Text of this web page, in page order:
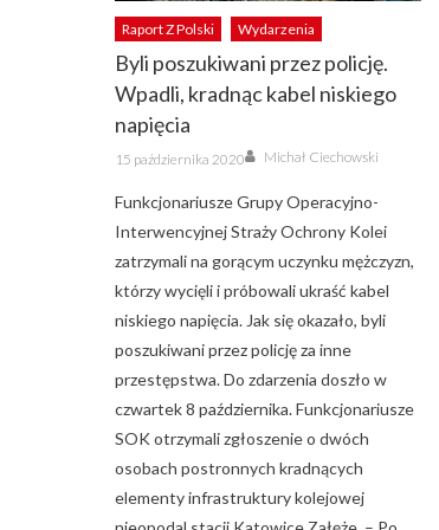
Raport Z Polski Wydarzenia
Byli poszukiwani przez policję.
Wpadli, kradnąc kabel niskiego
napięcia
Posted
on
15 października 2020 Author
Michał Ciechowski
Funkcjonariusze Grupy Operacyjno-
Interwencyjnej Straży Ochrony Kolei
zatrzymali na gorącym uczynku mężczyzn,
którzy wycięli i próbowali ukraść kabel
niskiego napięcia. Jak się okazało, byli
poszukiwani przez policję za inne
przestępstwa. Do zdarzenia doszło w
czwartek 8 października. Funkcjonariusze
SOK otrzymali zgłoszenie o dwóch
osobach postronnych kradnących
elementy infrastruktury kolejowej